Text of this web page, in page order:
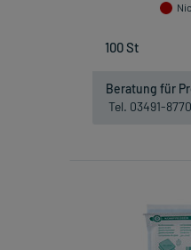
Beratung für
Tel. 03491-